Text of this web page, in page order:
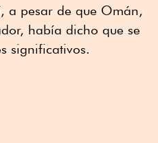
a pesar de que Omán,
había dicho que se
significativos.